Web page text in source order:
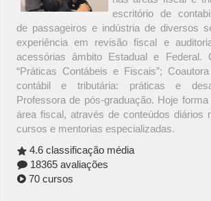
escritório de
de passageiros e indústria de diversos
experiência em revisão fiscal e
acessórias âmbito Estadual e Federal.
“Práticas Contábeis e Fiscais”;
contábil e tributária: práticas e
Professora de pós-graduação. Hoje
área fiscal, através de conteúdos diários
cursos e mentorias especializadas.
4.6 classificação média
18365 avaliações
70 cursos